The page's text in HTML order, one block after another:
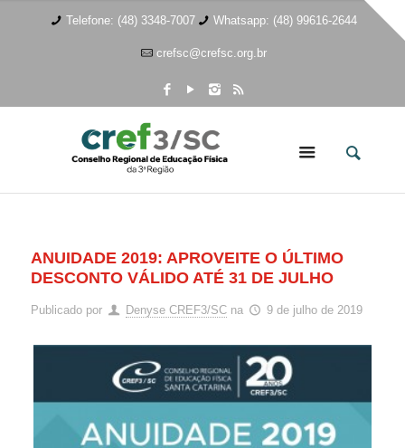
Telefone: (48) 3348-7007 Whatsapp: (48) 99616-2644
crefsc@crefsc.org.br
ANUIDADE 2019: APROVEITE O ÚLTIMO
DESCONTO VÁLIDO ATÉ 31 DE JULHO
Publicado por Denyse CREF3/SC na 9 de julho de 2019